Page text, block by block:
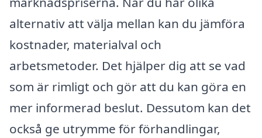
alternativ att välja mellan kan du jämföra
kostnader, materialval och
arbetsmetoder. Det hjälper dig att se vad
som är rimligt och gör att du kan göra en
mer informerad beslut. Dessutom kan det
också ge utrymme för förhandlingar,